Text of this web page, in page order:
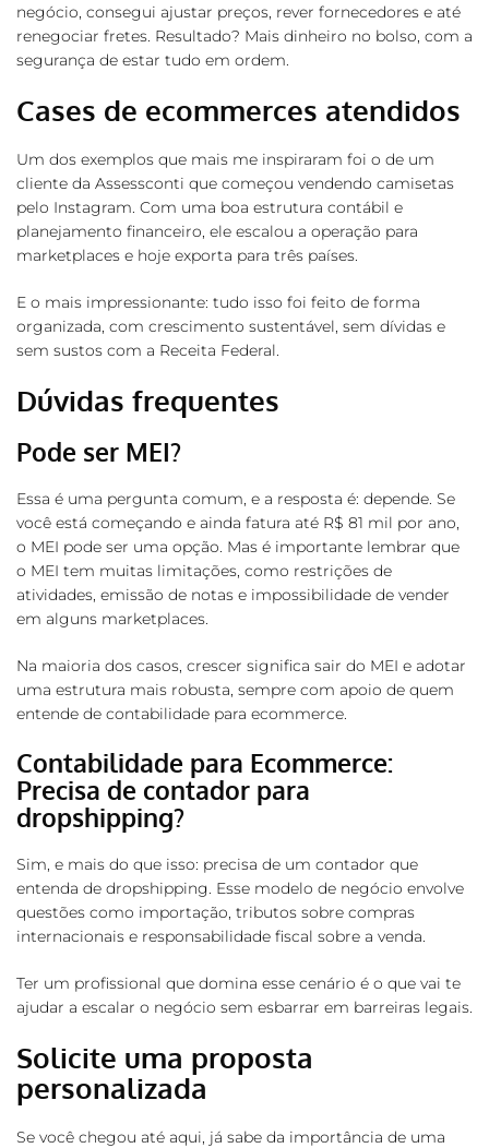
negócio, consegui ajustar preços, rever fornecedores e até
renegociar fretes. Resultado? Mais dinheiro no bolso, com a
segurança de estar tudo em ordem.
Cases de ecommerces atendidos
Um dos exemplos que mais me inspiraram foi o de um
cliente da Assessconti que começou vendendo camisetas
pelo Instagram. Com uma boa estrutura contábil e
planejamento financeiro, ele escalou a operação para
marketplaces e hoje exporta para três países.
E o mais impressionante: tudo isso foi feito de forma
organizada, com crescimento sustentável, sem dívidas e
sem sustos com a Receita Federal.
Dúvidas frequentes
Pode ser MEI?
Essa é uma pergunta comum, e a resposta é: depende. Se
você está começando e ainda fatura até R$ 81 mil por ano,
o MEI pode ser uma opção. Mas é importante lembrar que
o MEI tem muitas limitações, como restrições de
atividades, emissão de notas e impossibilidade de vender
em alguns marketplaces.
Na maioria dos casos, crescer significa sair do MEI e adotar
uma estrutura mais robusta, sempre com apoio de quem
entende de contabilidade para ecommerce.
Contabilidade para Ecommerce:
Precisa de contador para
dropshipping?
Sim, e mais do que isso: precisa de um contador que
entenda de dropshipping. Esse modelo de negócio envolve
questões como importação, tributos sobre compras
internacionais e responsabilidade fiscal sobre a venda.
Ter um profissional que domina esse cenário é o que vai te
ajudar a escalar o negócio sem esbarrar em barreiras legais.
Solicite uma proposta
personalizada
Se você chegou até aqui, já sabe da importância de uma